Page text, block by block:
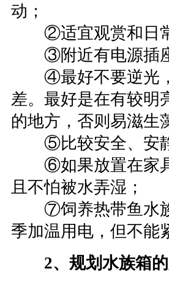
动；
②适宜观赏和日常
③附近有电源插
④最好不要逆光，
差。最好是在有较明
的地方，否则易滋生
⑤比较安全、安静
⑥如果放置在家具
且不怕被水弄湿；
⑦饲养热带鱼水族
季加温用电，但不能
2、规划水族箱